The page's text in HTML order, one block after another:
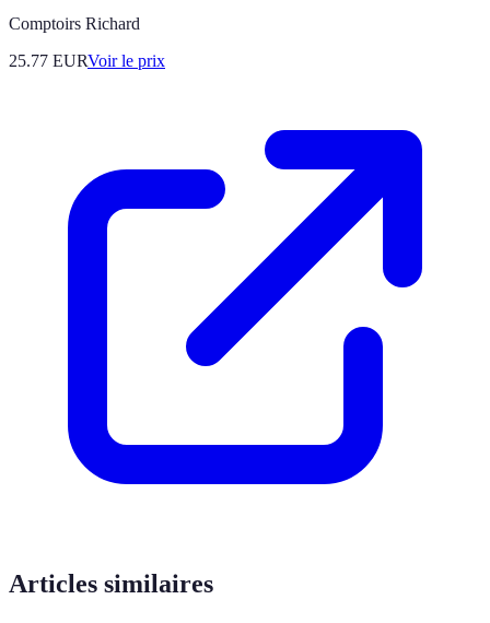
Comptoirs Richard
25.77 EURVoir le prix
Articles similaires